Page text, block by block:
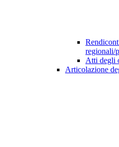
regionali/
Atti degli
Articolazione